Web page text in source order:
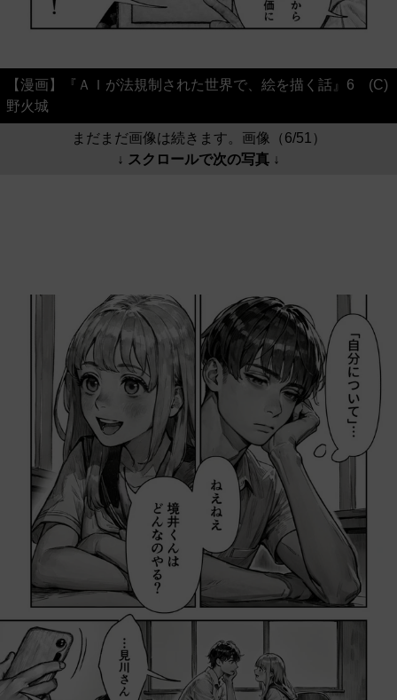
【漫画】『ＡＩが法規制された世界で、絵を描く話』6 (C)
野火城
まだまだ画像は続きます。画像（6/51）
↓ スクロールで次の写真 ↓